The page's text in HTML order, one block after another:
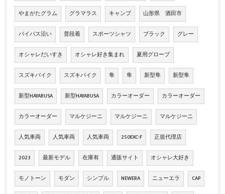
やまがたグラム グラマラス キャンプ 山形県 酒田市
バイパス沿い 普段着 スポーツシャツ ブラック グレー
オシャレだいすき オシャレ好き集まれ 夏用グローブ
スズキバイク スズキバイク 隼 隼 新型隼 新型隼
新型HAYABUSA 新型HAYABUSA カラーオーダー カラーオーダー
カラーオーダー マルケジーニ マルケジーニ マルケジーニ
人気車両 人気車両 人気車両 250EXC-F 正規代理店
2023 最新モデル 在庫有 通販サイト オシャレ大好き
モノトーン モダン シンプル NEWERA ニューエラ CAP